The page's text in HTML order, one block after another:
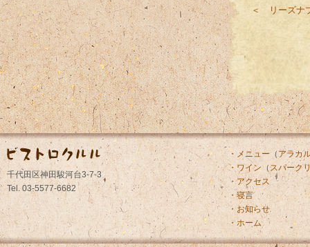
＜ リーズナ
千代田区神田駿河台3-7-3
Tel. 03-5577-6682
・メニュー（ アラカ
・ワイン （スパーク
・アクセス
・寝言
・お知らせ
・ホーム